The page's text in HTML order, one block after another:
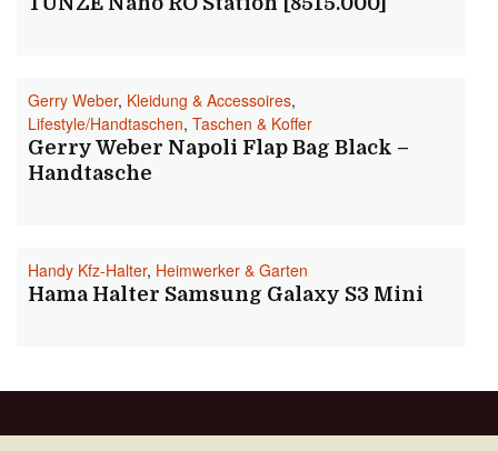
Gerry Weber, Kleidung & Accessoires,
Lifestyle/Handtaschen, Taschen & Koffer
Gerry Weber Napoli Flap Bag Black –
Handtasche
Handy Kfz-Halter, Heimwerker & Garten
Hama Halter Samsung Galaxy S3 Mini